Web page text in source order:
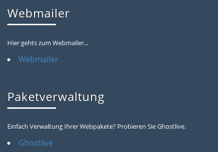
Webmailer
Hier gehts zum Webmailer...
Webmailer
Paketverwaltung
Einfach Verwaltung Ihrer Webpakete? Probieren Sie Ghostlive.
Ghostlive